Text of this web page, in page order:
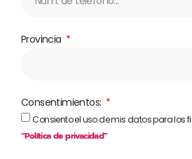
Provincia
Consentimientos:
Consiento el uso de mis datos para los
“Política de privacidad”